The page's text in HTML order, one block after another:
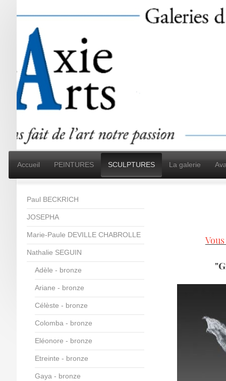
Accueil PEINTURES SCULPTURES La galerie
Paul BECKRICH
JOSEPHA
Marie-Paule DEVILLE CHABROLLE
Nathalie SEGUIN
Adèle - bronze
Ariane - bronze
Célèste - bronze
Colomba - bronze
Eléonore - bronze
Etreinte - bronze
Gaya - bronze